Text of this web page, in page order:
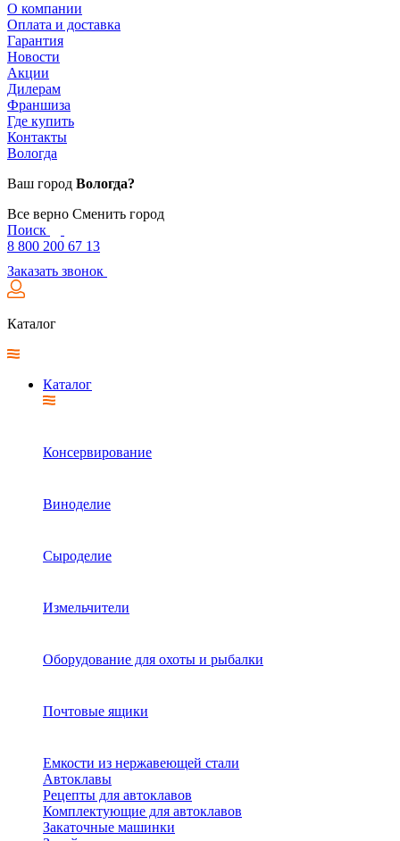
О компании
Оплата и доставка
Гарантия
Новости
Акции
Дилерам
Франшиза
Где купить
Контакты
Вологда
Ваш город Вологда?
Все верно Сменить город
Поиск
8 800 200 67 13
Заказать звонок
Каталог
Каталог
Консервирование
Виноделие
Сыроделие
Измельчители
Оборудование для охоты и рыбалки
Почтовые ящики
Емкости из нержавеющей стали
Автоклавы
Рецепты для автоклавов
Комплектующие для автоклавов
Закаточные машинки